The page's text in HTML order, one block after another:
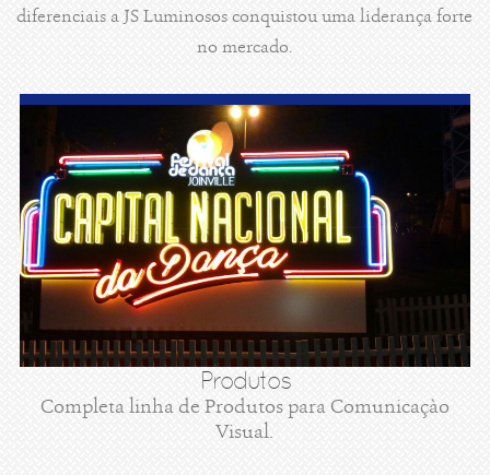
diferenciais a JS Luminosos conquistou uma liderança forte
no mercado.
Produtos
Completa linha de Produtos para Comunicaçào
Visual.